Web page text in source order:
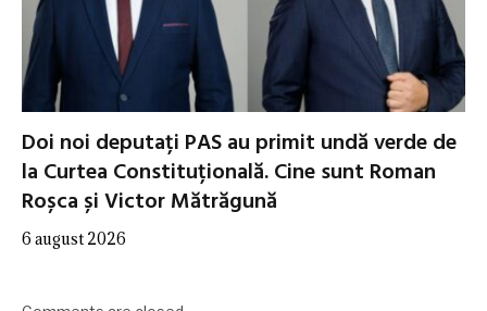
Doi noi deputați PAS au primit undă verde de
la Curtea Constituțională. Cine sunt Roman
Roșca și Victor Mătrăgună
6 august 2026